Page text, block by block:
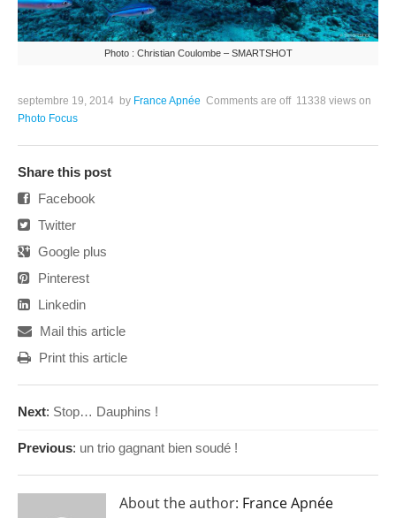
Photo : Christian Coulombe – SMARTSHOT
septembre 19, 2014 by France Apnée Comments are off 11338 views on
Photo Focus
Share this post
Facebook
Twitter
Google plus
Pinterest
Linkedin
Mail this article
Print this article
Next: Stop… Dauphins !
Previous: un trio gagnant bien soudé !
About the author: France Apnée